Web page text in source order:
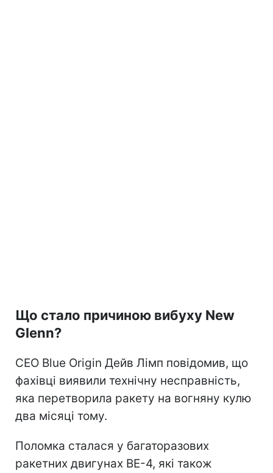
Що стало причиною вибуху New
Glenn?
CEO Blue Origin Дейв Лімп повідомив, що
фахівці виявили технічну несправність,
яка перетворила ракету на вогняну кулю
два місяці тому.
Поломка сталася у багаторазових
ракетних двигунах BE-4, які також